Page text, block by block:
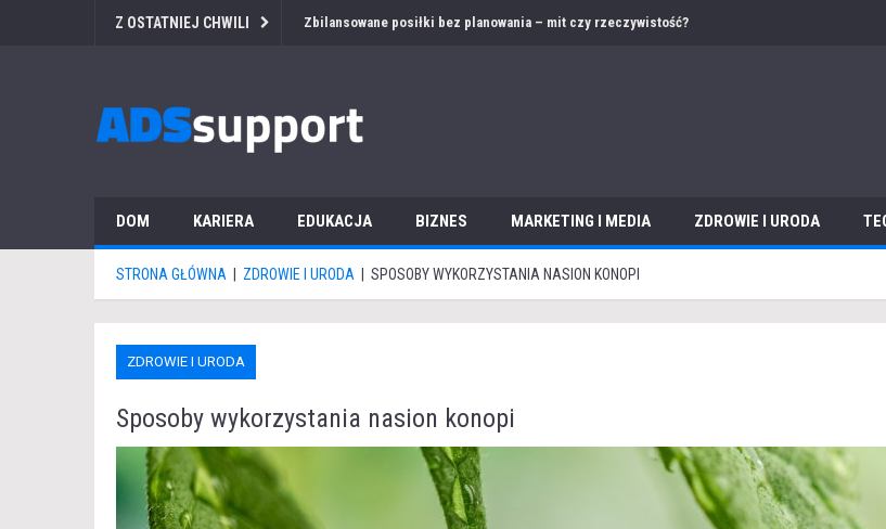
Z OSTATNIEJ CHWILI Przetarg medyczny za granicą – jak przygotować ofertę i dokumentację w obcym języku?
DOM KARIERA EDUKACJA BIZNES MARKETING I MEDIA ZDROWIE I URODA
STRONA GŁÓWNA ZDROWIE I URODA SPOSOBY WYKORZYSTANIA NASION KONOPI
ZDROWIE I URODA
Sposoby wykorzystania nasion konopi